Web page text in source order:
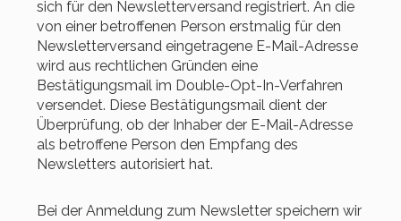
sich für den Newsletterversand registriert. An die
von einer betroffenen Person erstmalig für den
Newsletterversand eingetragene E-Mail-Adresse
wird aus rechtlichen Gründen eine
Bestätigungsmail im Double-Opt-In-Verfahren
versendet. Diese Bestätigungsmail dient der
Überprüfung, ob der Inhaber der E-Mail-Adresse
als betroffene Person den Empfang des
Newsletters autorisiert hat.
Bei der Anmeldung zum Newsletter speichern wir